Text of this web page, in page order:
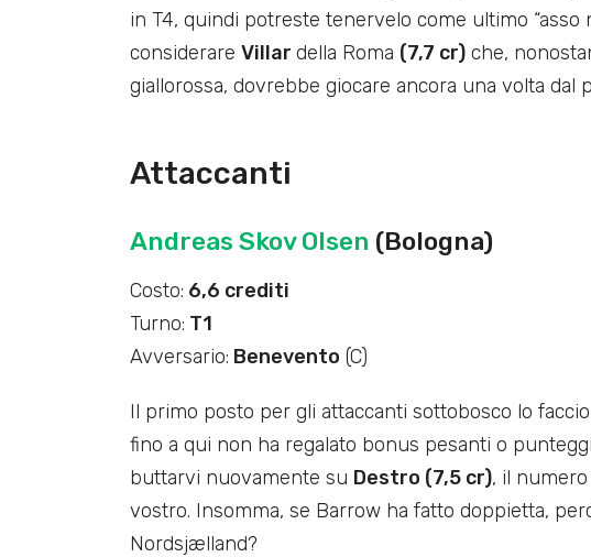
in T4, quindi potreste tenervelo come ultimo “asso
considerare Villar della Roma (7,7 cr) che,
giallorossa, dovrebbe giocare ancora una volta dal
Attaccanti
Andreas Skov Olsen (Bologna)
Costo: 6,6 crediti
Turno: T1
Avversario: Benevento (C)
Il primo posto per gli attaccanti sottobosco lo
fino a qui non ha regalato bonus pesanti o
buttarvi nuovamente su Destro (7,5 cr), il numero
vostro. Insomma, se Barrow ha fatto doppietta,
Nordsjælland?